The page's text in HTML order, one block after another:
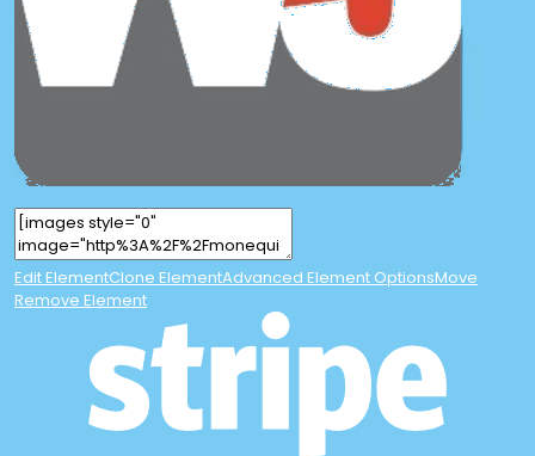
Edit ElementClone ElementAdvanced Element OptionsMove
Remove Element